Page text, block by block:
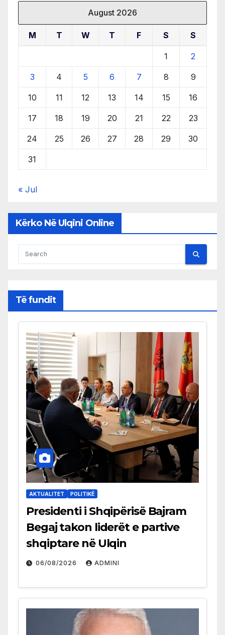
August 2026
M T W T F S S
1 2
3 4 5 6 7 8 9
10 11 12 13 14 15 16
17 18 19 20 21 22 23
24 25 26 27 28 29 30
31
« Jul
Kërko Në Ulqini Online
Të fundit
AKTUALITET POLITIKË
Presidenti i Shqipërisë Bajram
Begaj takon liderët e partive
shqiptare në Ulqin
06/08/2026 ADMINI